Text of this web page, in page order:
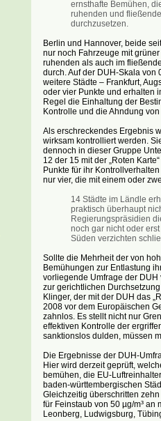
ernsthafte Bemühen,
ruhenden und
durchzusetzen.
Berlin und Hannover, beide
nur noch Fahrzeuge mit
ruhenden als auch im
durch. Auf der DUH-Skala von
weitere Städte – Frankfurt,
oder vier Punkte und erhalten
Regel die Einhaltung der
Kontrolle und die Ahndung
Als erschreckendes Ergebnis
wirksam kontrolliert werden.
dennoch in dieser Gruppe
12 der 15 mit der „Roten
Punkte für ihr
nur vier, die mit einem oder
14 Städte im Ländle
praktisch überhaupt
Regierungspräsidien
noch gar nicht oder
Süden verzichten
Sollte die Mehrheit der von
Bemühungen zur Entlastung
vorliegende Umfrage der
zur gerichtlichen
Klinger, der mit der DUH das
2008 vor dem Europäischen
zahnlos. Es stellt nicht nur
effektiven Kontrolle der
sanktionslos dulden, müssen
Die Ergebnisse der DUH-
Hier wird derzeit geprüft,
bemühen, die EU-
baden-württembergischen
Gleichzeitig überschritten
für Feinstaub von 50 µg/m³ an
Leonberg, Ludwigsburg,